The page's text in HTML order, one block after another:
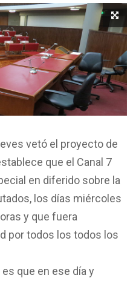
vetó el proyecto de
que el Canal 7
en diferido sobre la
los días miércoles
y que fuera
por todos los todos los
que en ese día y